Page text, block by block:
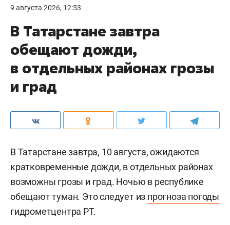
9 августа 2026, 12:53
В Татарстане завтра
обещают дожди,
в отдельных районах грозы
и град
В Татарстане завтра, 10 августа, ожидаются
кратковременные дожди, в отдельных районах
возможны грозы и град. Ночью в республике
обещают туман. Это следует из прогноза погоды
гидрометцентра РТ.